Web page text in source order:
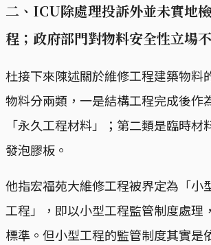
二、ICU除處理投訴外並未實地
程；政府部門對物料安全性立場
杜接下來陳述關於維修工程建築物料
物料分兩類，一是結構工程完成後作
「永久工程材料」；第二類是臨時材
發泡膠板。
他指宏福苑大維修工程被界定為「小
工程」，即以小型工程監管制度處理
標準。但小型工程的監管制度其實是